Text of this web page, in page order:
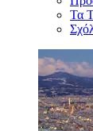
Τα